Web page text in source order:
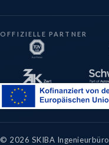
OFFIZIELLE PARTNER
© 2026 SKIBA